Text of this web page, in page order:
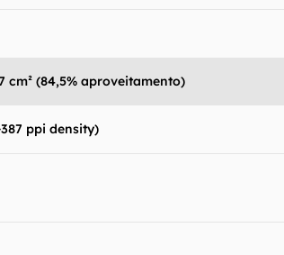
cm² (84,5% aproveitamento)
ppi density)
variar entre regiões e países. Portanto,
suas características detalhadas